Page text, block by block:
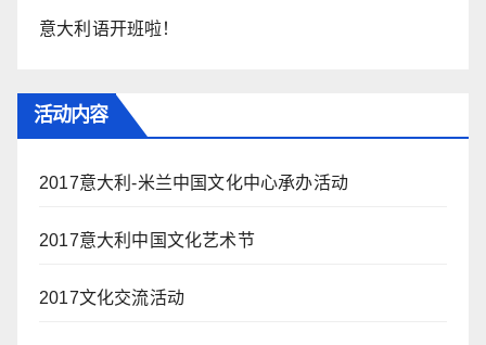
意大利语开班啦！
活动内容
2017意大利-米兰中国文化中心承办活动
2017意大利中国文化艺术节
2017文化交流活动